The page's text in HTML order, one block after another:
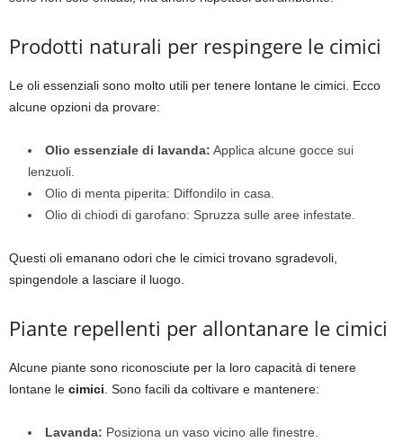
Prodotti naturali per respingere le cimici
Le oli essenziali sono molto utili per tenere lontane le cimici. Ecco
alcune opzioni da provare:
Olio essenziale di lavanda: Applica alcune gocce sui
lenzuoli.
Olio di menta piperita: Diffondilo in casa.
Olio di chiodi di garofano: Spruzza sulle aree infestate.
Questi oli emanano odori che le cimici trovano sgradevoli,
spingendole a lasciare il luogo.
Piante repellenti per allontanare le cimici
Alcune piante sono riconosciute per la loro capacità di tenere
lontane le cimici. Sono facili da coltivare e mantenere:
Lavanda: Posiziona un vaso vicino alle finestre.